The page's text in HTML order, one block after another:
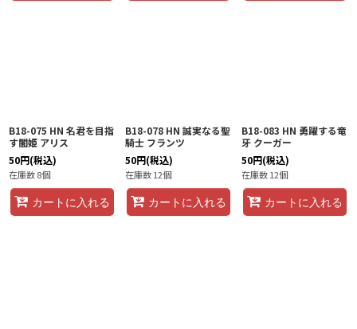
B18-075 HN 名君を目指
す闇姫 アリス
50円(税込)
在庫数 8個
カートに入れる
B18-078 HN 誠実なる聖
騎士 フランツ
50円(税込)
在庫数 12個
カートに入れる
B18-083 HN 勇躍する竜
牙 クーガー
50円(税込)
在庫数 12個
カートに入れる